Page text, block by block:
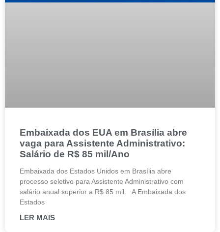
Embaixada dos EUA em Brasília abre
vaga para Assistente Administrativo:
Salário de R$ 85 mil/Ano
Embaixada dos Estados Unidos em Brasília abre
processo seletivo para Assistente Administrativo com
salário anual superior a R$ 85 mil. A Embaixada dos
Estados
LER MAIS